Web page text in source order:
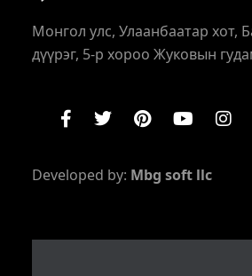
Монгол улс, Улаанбаатар хот,
дүүрэг, 5-р хороо Жуковын
Developed by: Mbg soft llc